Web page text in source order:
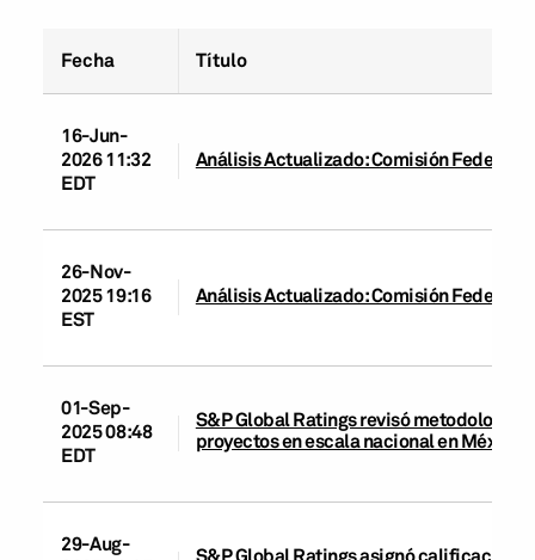
Fecha Título
16-Jun-
2026 11:32
EDT
Análisis Actualizado: Comisión Federal
26-Nov-
2025 19:16
EST
Análisis Actualizado: Comisión Federal
01-Sep-
2025 08:48
EDT
S&P Global Ratings revisó
proyectos en escala nacional en
29-Aug-